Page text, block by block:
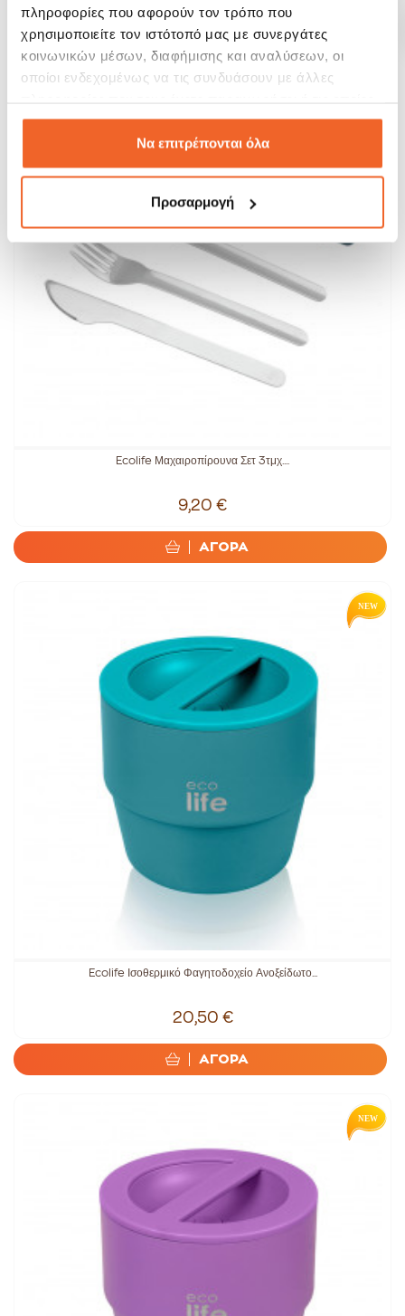
πληροφορίες που αφορούν τον τρόπο που
χρησιμοποιείτε τον ιστότοπό μας με συνεργάτες
κοινωνικών μέσων, διαφήμισης και αναλύσεων, οι
οποίοι ενδεχομένως να τις συνδυάσουν με άλλες
έχουν συλλέξει σε σχέση με την από μέρους σας χρήση
των υπηρεσιών τους.Να επιτρέπονται όλα
Προσαρμογή
ΑΓΟΡΑ
Ecolife Μαχαιροπίρουνα Σετ 3τμχ....
9,20 €
ΑΓΟΡΑ
Ecolife Ισοθερμικό Φαγητοδοχείο Ανοξείδωτο...
20,50 €
ΑΓΟΡΑ